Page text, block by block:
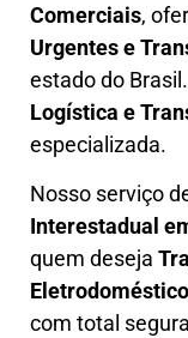
Comerciais,
Urgentes e
estado do
Logística e
especializada.
Nosso serviço
Interestadual
quem deseja
com total